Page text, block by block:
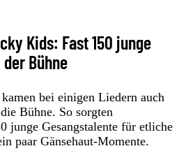
Kids: Fast 150 junge
Bühne
bei einigen Liedern auch
Bühne. So sorgten
junge Gesangstalente für etliche
paar Gänsehaut-Momente.